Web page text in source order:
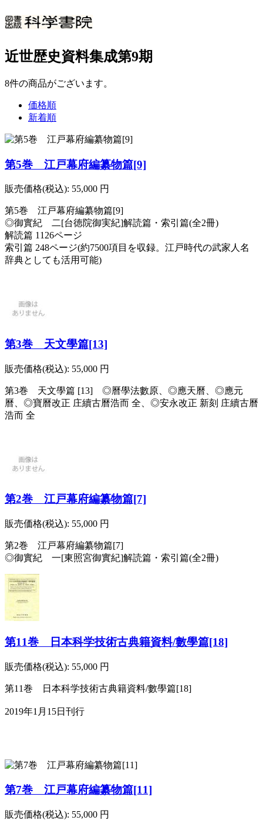
近世歴史資料集成第9期
8件の商品がございます。
価格順
新着順
第5巻 江戸幕府編纂物篇[9]
販売価格(税込): 55,000 円
第5巻 江戸幕府編纂物篇[9]
◎御實紀 二[台徳院御実紀]解読篇・索引篇(全2冊)
解読篇 1126ページ
索引篇 248ページ(約7500項目を収録。江戸時代の武家人名
辞典としても活用可能)
第3巻 天文學篇[13]
販売価格(税込): 55,000 円
第3巻 天文學篇 [13] ◎曆學法數原、◎應天曆、◎應元
曆、◎寶曆改正 庄續古曆浩而 全、◎安永改正 新刻 庄續古曆
浩而 全
第2巻 江戸幕府編纂物篇[7]
販売価格(税込): 55,000 円
第2巻 江戸幕府編纂物篇[7]
◎御實紀 一[東照宮御實紀]解読篇・索引篇(全2冊)
第11巻 日本科学技術古典籍資料/數學篇[18]
販売価格(税込): 55,000 円
第11巻 日本科学技術古典籍資料/數學篇[18]
2019年1月15日刊行
第7巻 江戸幕府編纂物篇[11]
販売価格(税込): 55,000 円